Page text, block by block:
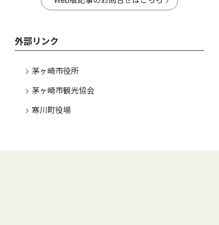
外部リンク
茅ヶ崎市役所
茅ヶ崎市観光協会
寒川町役場